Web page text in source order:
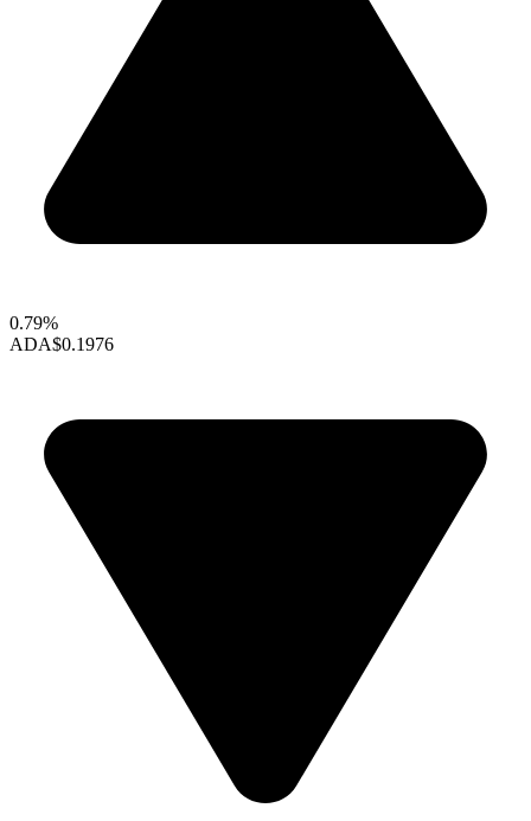
0.79%
ADA$0.1976